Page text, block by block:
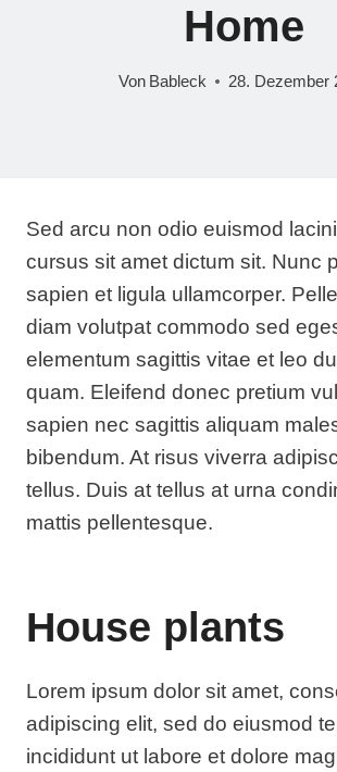
Home
Von Bableck 28. Dezember
Sed arcu non odio euismod
cursus sit amet dictum sit. Nunc
sapien et ligula ullamcorper.
diam volutpat commodo sed
elementum sagittis vitae et leo
quam. Eleifend donec pretium
sapien nec sagittis aliquam
bibendum. At risus viverra
tellus. Duis at tellus at urna
mattis pellentesque.
House plants
Lorem ipsum dolor sit amet,
adipiscing elit, sed do eiusmod
incididunt ut labore et dolore